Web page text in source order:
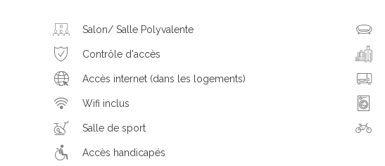
Salon/ Salle Polyvalente
Contrôle d'accès
Accès internet (dans les logements)
Wifi inclus
Salle de sport
Accès handicapés